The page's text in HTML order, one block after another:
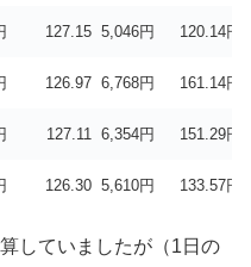
127.15 5,046円 120.14円
126.97 6,768円 161.14円
127.11 6,354円 151.29円
126.30 5,610円 133.57円
していましたが（1日の